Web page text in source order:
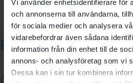
Vi använder enhetsidentifierare för
och annonserna till användarna,
för sociala medier och analysera
vidarebefordrar även sådana
information från din enhet till de
annons- och analysföretag som vi
Dessa kan i sin tur kombinera
Relaterade